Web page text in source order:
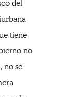
del
tiene
no
no se